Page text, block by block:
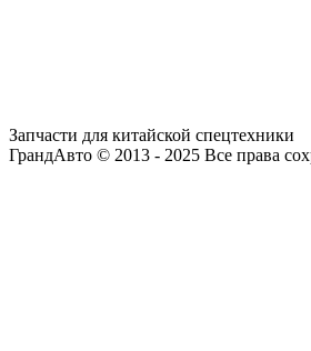
Запчасти для китайской спецтехники
ГрандАвто © 2013 - 2025 Все права